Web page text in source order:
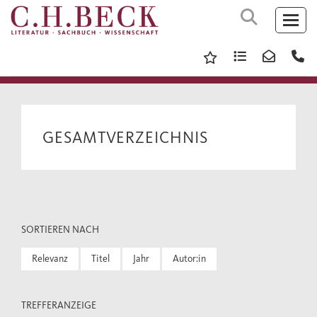
GESAMTVERZEICHNIS
SORTIEREN NACH
Relevanz Titel Jahr Autor:in
TREFFERANZEIGE